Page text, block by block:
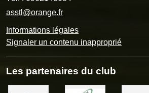
asstl@orange.fr
Informations légales
Signaler un contenu inapproprié
Les partenaires du club